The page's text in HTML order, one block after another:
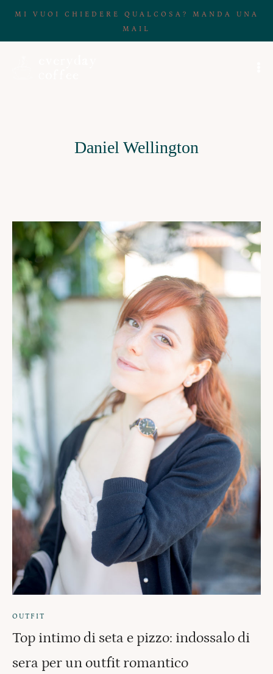
MI VUOI CHIEDERE QUALCOSA? MANDA UNA
MAIL
Daniel Wellington
OUTFIT
Top intimo di seta e pizzo: indossalo di
sera per un outfit romantico